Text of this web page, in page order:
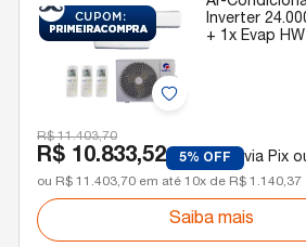
Inverter
+ 1x Evap
R$ 11.403,70
R$ 10.833,52 5% OFF via Pix
ou R$ 11.403,70 em até 10x de R$ 1.140,37
Saiba mais